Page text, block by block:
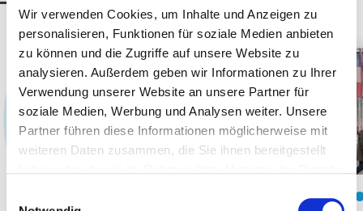
Wir verwenden Cookies, um Inhalte und Anzeigen zu
personalisieren, Funktionen für soziale Medien anbieten
zu können und die Zugriffe auf unsere Website zu
analysieren. Außerdem geben wir Informationen zu Ihrer
Verwendung unserer Website an unsere Partner für
soziale Medien, Werbung und Analysen weiter. Unsere
Partner führen diese Informationen möglicherweise mit
weiteren Daten zusammen, die Sie ihnen bereitgestellt